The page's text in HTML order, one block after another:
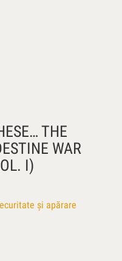
THE
WAR
I)
și apărare